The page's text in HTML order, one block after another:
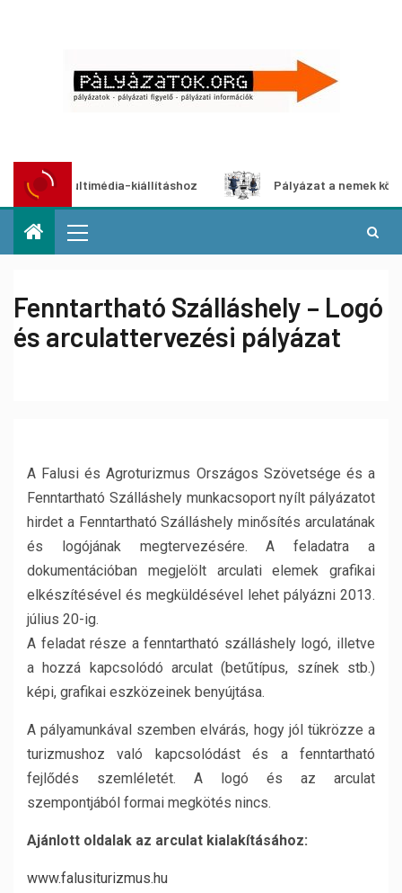
multimédia-kiállításhoz Pályázat a nemek közötti
Fenntartható Szálláshely – Logó
és arculattervezési pályázat
A Falusi és Agroturizmus Országos Szövetsége és a
Fenntartható Szálláshely munkacsoport nyílt pályázatot
hirdet a Fenntartható Szálláshely minősítés arculatának
és logójának megtervezésére. A feladatra a
dokumentációban megjelölt arculati elemek grafikai
elkészítésével és megküldésével lehet pályázni 2013.
július 20-ig.
A feladat része a fenntartható szálláshely logó, illetve
a hozzá kapcsolódó arculat (betűtípus, színek stb.)
képi, grafikai eszközeinek benyújtása.
A pályamunkával szemben elvárás, hogy jól tükrözze a
turizmushoz való kapcsolódást és a fenntartható
fejlődés szemléletét. A logó és az arculat
szempontjából formai megkötés nincs.
Ajánlott oldalak az arculat kialakításához:
www.falusiturizmus.hu